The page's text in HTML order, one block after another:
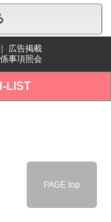
広告掲載
事項照会
LIST
PAGE top